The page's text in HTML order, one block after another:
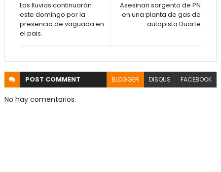
Asesinan sargento de PN
en una planta de gas de
autopista Duarte
Las lluvias continuarán
este domingo por la
presencia de vaguada en
el pais.
POST COMMENT BLOGGER DISQUS FACEBOOK
No hay comentarios.